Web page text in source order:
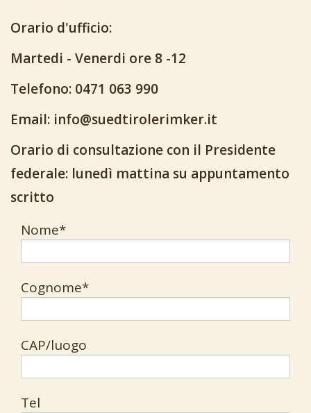
Orario d'ufficio:
Martedi - Venerdi ore 8 -12
Telefono: 0471 063 990
Email: info@suedtirolerimker.it
Orario di consultazione con il Presidente
federale: lunedì mattina su appuntamento
scritto
Nome*
Cognome*
CAP/luogo
Tel